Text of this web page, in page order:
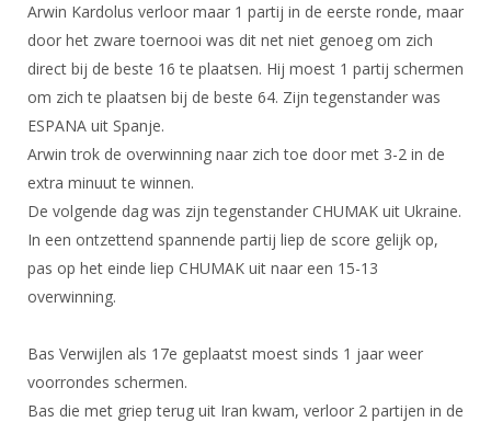
Overschrijven leden
Import inschrijvingen uit Nahouw
Verwerk wedstrijduitslagen
NK organiseren
Promotie en logo
Geschiedenis van het schermen
Bibliotheek
Touché
Arwin Kardolus verloor maar 1 partij in de eerste ronde, maar
door het zware toernooi was dit net niet genoeg om zich
direct bij de beste 16 te plaatsen. Hij moest 1 partij schermen
om zich te plaatsen bij de beste 64. Zijn tegenstander was
ESPANA uit Spanje.
Arwin trok de overwinning naar zich toe door met 3-2 in de
extra minuut te winnen.
De volgende dag was zijn tegenstander CHUMAK uit Ukraine.
In een ontzettend spannende partij liep de score gelijk op,
pas op het einde liep CHUMAK uit naar een 15-13
overwinning.
Bas Verwijlen als 17e geplaatst moest sinds 1 jaar weer
voorrondes schermen.
Bas die met griep terug uit Iran kwam, verloor 2 partijen in de